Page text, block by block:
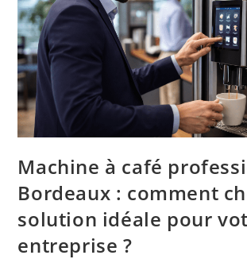
Machine à café
Bordeaux : comment
solution idéale pour
entreprise ?